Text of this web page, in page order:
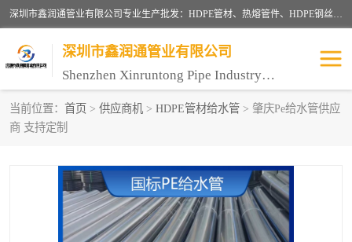
深圳市鑫润通管业有限公司专业生产批发：HDPE管材、热熔管件、HDPE钢丝骨架管、电熔管件、HDPE双壁波纹管、MPP电力管、井盖、PVC管材管件、PPR管材管件等；公司自创建以来，始终秉承“团结、务实、创新、守信”的服务宗旨，凭借专业的服务以及多年的勤奋拼搏，发展成为一家专业销售各种管材管件，绝缘电工套管及配件等系列产品的贸易公司。
深圳市鑫润通管业有限公司
Shenzhen Xinruntong Pipe Industry Co., Ltd
当前位置： 首页 > 供应商机 > HDPE管材给水管 > 肇庆Pe给水管供应
商 支持定制
HDPE管材给水管
HDPE双壁波纹管 HDPE电力通讯管
UPVC电力通讯管 MPP电力通信管